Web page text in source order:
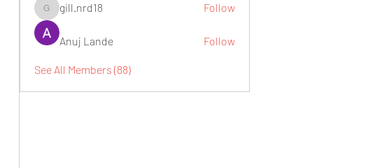
gill.nrd18
gill.nrd18 Follow
Anuj Lande Follow
See All Members (88)